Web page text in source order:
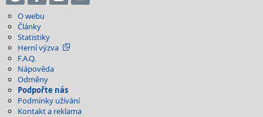
O webu
Články
Statistiky
Herní výzva
F.A.Q.
Nápověda
Odměny
Podpořte nás
Podmínky užívání
Kontakt a reklama